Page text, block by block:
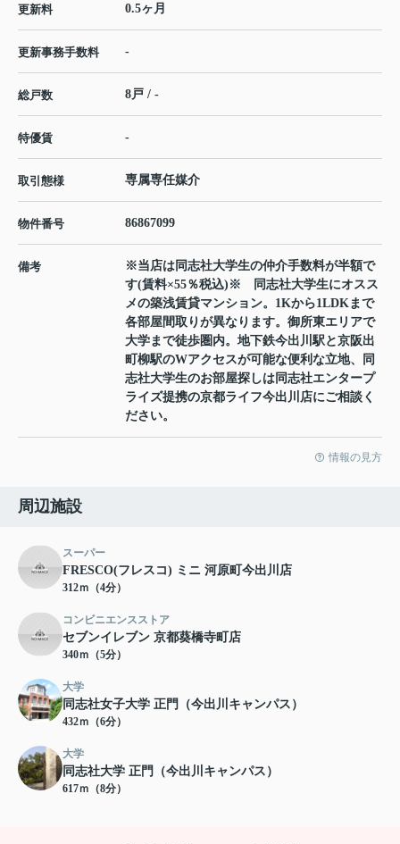
更新料 0.5ヶ月
更新事務手数料 -
総戸数 8戸 / -
特優賃 -
取引態様 専属専任媒介
物件番号 86867099
備考
※当店は同志社大学生の仲介手数料が半額で
す(賃料×55％税込)※ 同志社大学生にオスス
メの築浅賃貸マンション。1Kから1LDKまで
各部屋間取りが異なります。御所東エリアで
大学まで徒歩圏内。地下鉄今出川駅と京阪出
町柳駅のWアクセスが可能な便利な立地、同
志社大学生のお部屋探しは同志社エンタープ
ライズ提携の京都ライフ今出川店にご相談く
ださい。
情報の見方
周辺施設
スーパー
FRESCO(フレスコ) ミニ 河原町今出川店
312ｍ（4分）
コンビニエンスストア
セブンイレブン 京都葵橋寺町店
340ｍ（5分）
大学
同志社女子大学 正門（今出川キャンパス）
432ｍ（6分）
大学
同志社大学 正門（今出川キャンパス）
617ｍ（8分）